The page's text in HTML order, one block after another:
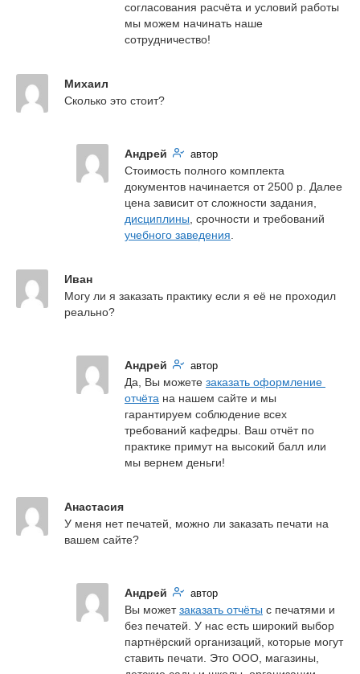
согласования расчёта и условий работы
мы можем начинать наше
сотрудничество!
Михаил
Сколько это стоит?
Андрей автор
Стоимость полного комплекта
документов начинается от 2500 р. Далее
дисциплины
учебного заведения
Иван
Могу ли я заказать практику если я её не проходил
реально?
Андрей автор
Да, Вы можете заказать оформление
отчёта на нашем сайте и мы
гарантируем соблюдение всех
требований кафедры. Ваш отчёт по
практике примут на высокий балл или
мы вернем деньги!
Анастасия
У меня нет печатей, можно ли заказать печати на
вашем сайте?
Андрей автор
Вы может заказать отчёты с печатями и
без печатей. У нас есть широкий выбор
партнёрский организаций, которые могут
ставить печати. Это ООО, магазины,